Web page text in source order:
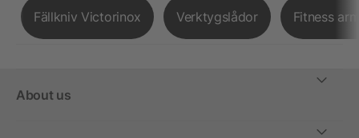
Fällkniv Victorinox Verktygslådor Fitness
About us